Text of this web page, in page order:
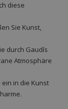
diese
Sie Kunst,
durch Gaudís
Atmosphäre
ein in die Kunst